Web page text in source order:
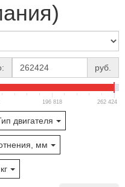
руб.
196 818 262 424
двигателя
мм